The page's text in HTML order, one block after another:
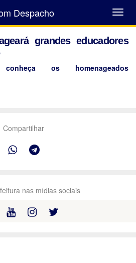
Abrir
Menu
Despacho
grandes educadores
os homenageados
Compartilhar
nas mídias sociais